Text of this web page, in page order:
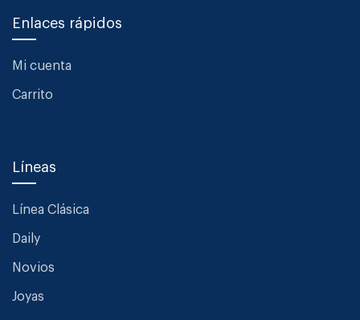
Enlaces rápidos
Mi cuenta
Carrito
Líneas
Línea Clásica
Daily
Novios
Joyas